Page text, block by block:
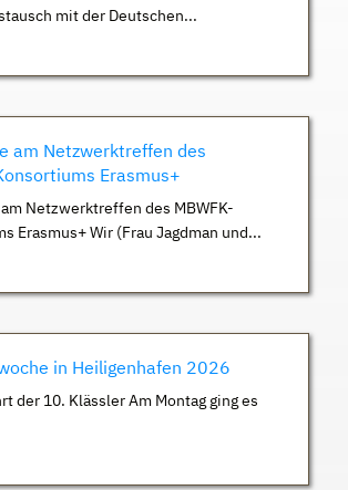
mit der Deutschen...
am Netzwerktreffen des
Erasmus+
Netzwerktreffen des MBWFK-
Erasmus+ Wir (Frau Jagdman und...
in Heiligenhafen 2026
der 10. Klässler Am Montag ging es